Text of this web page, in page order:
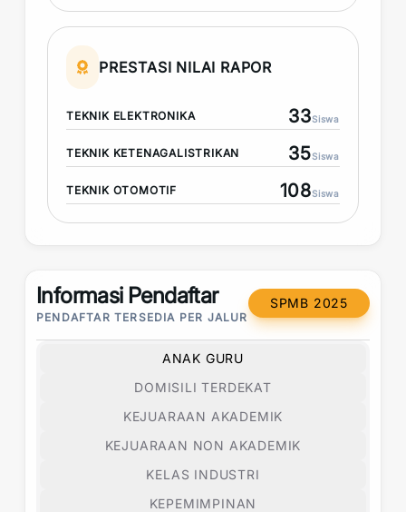
PRESTASI NILAI RAPOR
TEKNIK ELEKTRONIKA 33Siswa
TEKNIK KETENAGALISTRIKAN 35Siswa
TEKNIK OTOMOTIF 108Siswa
Informasi Pendaftar
PENDAFTAR TERSEDIA PER JALUR
SPMB 2025
ANAK GURU
DOMISILI TERDEKAT
KEJUARAAN AKADEMIK
KEJUARAAN NON AKADEMIK
KELAS INDUSTRI
KEPEMIMPINAN